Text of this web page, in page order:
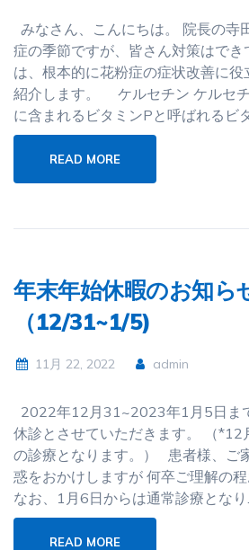
みなさん、こんにちは。 院長の寺
症の季節ですが、皆さん対策はで
は、根本的に花粉症の症状改善に
紹介します。 ケルセチン ケルセ
に含まれるビタミンPと呼ばれるビ
READ MORE
年末年始休暇のお知ら
（12/31~1/5)
11月 22, 2022 admin
2022年12月31~2023年1月5日ま
休診とさせていただきます。 （*12
の診療となります。） 患者様、ご
惑をおかけしますが 何卒ご理解の
なお、1月6日からは通常診療とな
READ MORE